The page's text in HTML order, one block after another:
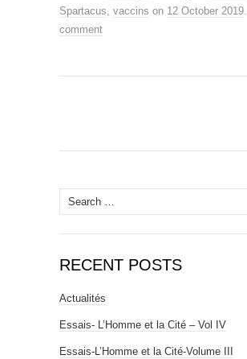
Spartacus, vaccins on 12 October 2019.
comment
Search
for:
RECENT POSTS
Actualités
Essais- L’Homme et la Cité – Vol IV
Essais-L’Homme et la Cité-Volume III